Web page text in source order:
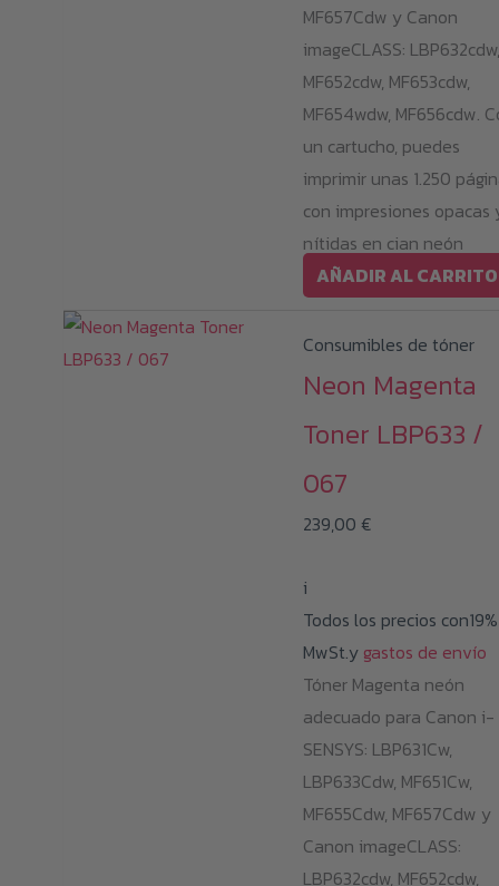
MF657Cdw y Canon
imageCLASS: LBP632cdw,
MF652cdw, MF653cdw,
MF654wdw, MF656cdw.
un cartucho, puedes
imprimir unas 1.250
con impresiones opacas
nítidas en cian neón
AÑADIR AL CARRITO
Consumibles de tóner
Neon Magenta
Toner LBP633 /
067
239,00 €
i
Todos los precios con19%
MwSt.y gastos de envío
Tóner Magenta neón
adecuado para Canon i-
SENSYS: LBP631Cw,
LBP633Cdw, MF651Cw,
MF655Cdw, MF657Cdw y
Canon imageCLASS:
LBP632cdw, MF652cdw,